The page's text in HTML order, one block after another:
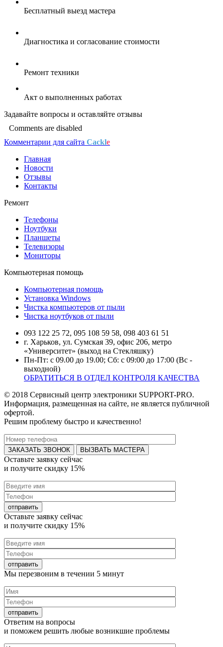
Бесплатный выезд мастера
Диагностика и согласование стоимости
Ремонт техники
Акт о выполненных работах
Задавайте вопросы и оставляйте отзывы
Comments are disabled
Комментарии для сайта Cackle
Главная
Новости
Отзывы
Контакты
Ремонт
Телефоны
Ноутбуки
Планшеты
Телевизоры
Мониторы
Компьютерная помощь
Компьютерная помощь
Установка Windows
Чистка компьютеров от пыли
Чистка ноутбуков от пыли
093 122 25 72, 095 108 59 58, 098 403 61 51
г. Харьков, ул. Сумская 39, офис 206, метро
«Университет» (выход на Стекляшку)
Пн-Пт: с 09.00 до 19.00; Сб: с 09:00 до 17:00 (Вс -
выходной)
ОБРАТИТЬСЯ В ОТДЕЛ КОНТРОЛЯ КАЧЕСТВА
© 2018 Сервисный центр электроники SUPPORT-PRO.
Информация, размещенная на сайте, не является публичной
офертой.
Решим проблему быстро и качественно!
ВЫЗВАТЬ МАСТЕРА
Оставьте заявку сейчас
и получите скидку 15%
Оставьте заявку сейчас
и получите скидку 15%
Мы перезвоним в течении 5 минут
Ответим на вопросы
и поможем решить любые возникшие проблемы